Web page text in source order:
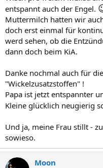
entspannt auch der Engel.
Muttermilch hatten wir
doch erst einmal für
werd sehen, ob die
dann doch beim KiA.
Danke nochmal auch für
"Wickelzusatzstoffen" !
Papa ist jetzt entspannter
Kleine glücklich neugierig
Und ja, meine Frau stillt -
sowieso.
Moon